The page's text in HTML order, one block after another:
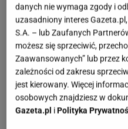
Jakie możliwości daje
lub sypialni?
danych nie wymaga zgody i
uzasadniony interes
S.A. – lub Zaufanych
możesz się sprzeciwić,
Zaawansowanych” lub przez
zależności od zakresu
jest kierowany. Więcej
osobowych znajdziesz w
Gazeta.pl iPolityka